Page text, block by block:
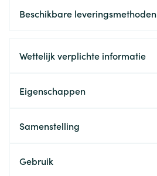
Beschikbare leveringsmethoden
Wettelijk verplichte informatie
Eigenschappen
Samenstelling
Gebruik